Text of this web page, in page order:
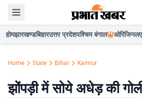
होमझारखण्डबिहारउत्तर प्रदेशपश्चिम बंगाल ओरिजिनल
Home State Bihar Kaimur
झोंपड़ी में सोये अधेड़ की